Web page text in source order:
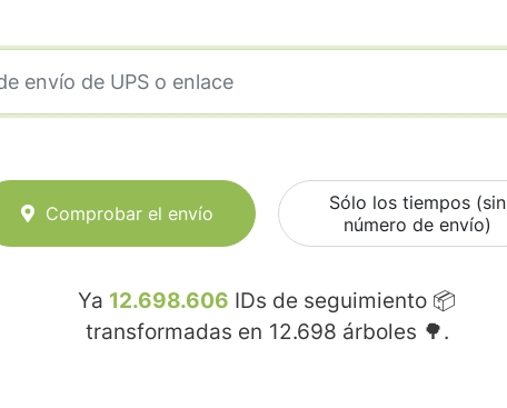
Comprobar el envío
Sólo los tiempos (sin
número de envío)
Ya 12.698.606 IDs de seguimiento 📦
transformadas en 12.698 árboles 🌳.